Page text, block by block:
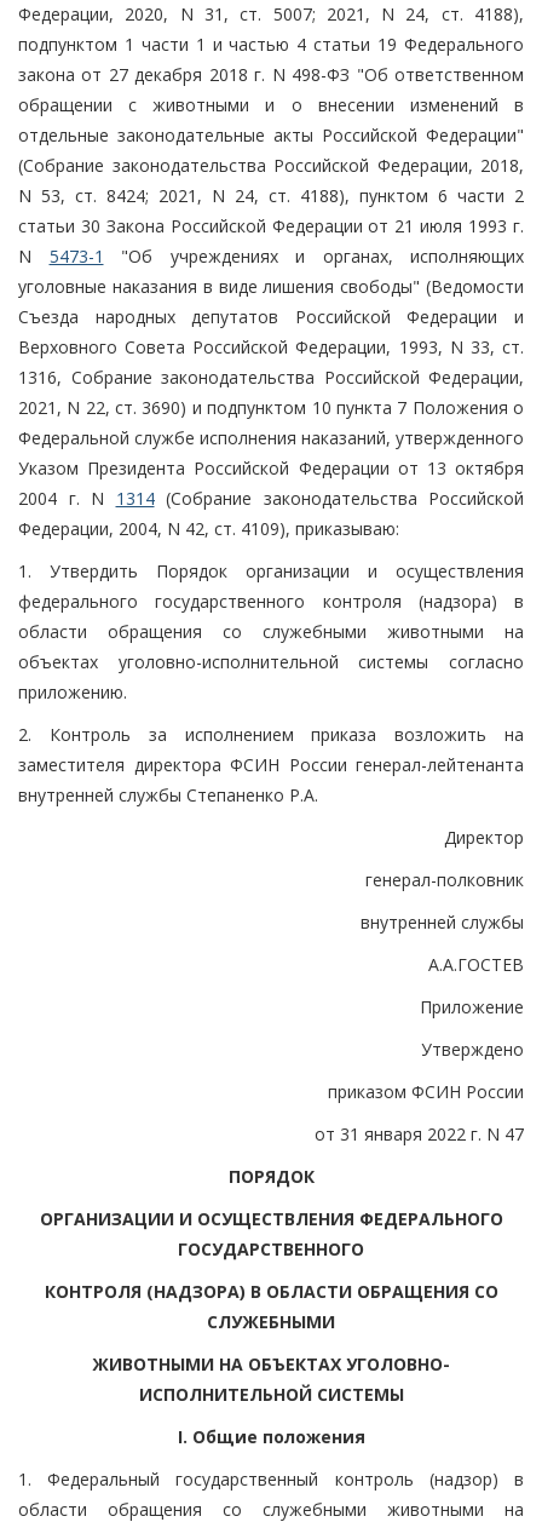
Федерации, 2020, N 31, ст. 5007; 2021, N 24, ст. 4188),
подпунктом 1 части 1 и частью 4 статьи 19 Федерального
закона от 27 декабря 2018 г. N 498-ФЗ "Об ответственном
обращении с животными и о внесении изменений в
отдельные законодательные акты Российской Федерации"
(Собрание законодательства Российской Федерации, 2018,
N 53, ст. 8424; 2021, N 24, ст. 4188), пунктом 6 части 2
статьи 30 Закона Российской Федерации от 21 июля 1993 г.
N 5473-1
"Об учреждениях и органах, исполняющих
уголовные наказания в виде лишения свободы" (Ведомости
Съезда народных депутатов Российской Федерации и
Верховного Совета Российской Федерации, 1993, N 33, ст.
1316, Собрание законодательства Российской Федерации,
2021, N 22, ст. 3690) и подпунктом 10 пункта 7 Положения о
Федеральной службе исполнения наказаний, утвержденного
Указом Президента Российской Федерации от 13 октября
2004 г. N 1314(Собрание законодательства Российской
Федерации, 2004, N 42, ст. 4109), приказываю:
1. Утвердить Порядок организации и осуществления
федерального государственного контроля (надзора) в
области обращения со служебными животными на
объектах уголовно-исполнительной системы согласно
приложению.
2. Контроль за исполнением приказа возложить на
заместителя директора ФСИН России генерал-лейтенанта
внутренней службы Степаненко Р.А.
Директор
генерал-полковник
внутренней службы
А.А.ГОСТЕВ
Приложение
Утверждено
приказом ФСИН России
от 31 января 2022 г. N 47
ПОРЯДОК
ОРГАНИЗАЦИИ И ОСУЩЕСТВЛЕНИЯ ФЕДЕРАЛЬНОГО
ГОСУДАРСТВЕННОГО
КОНТРОЛЯ (НАДЗОРА) В ОБЛАСТИ ОБРАЩЕНИЯ СО
СЛУЖЕБНЫМИ
ЖИВОТНЫМИ НА ОБЪЕКТАХ УГОЛОВНО-
ИСПОЛНИТЕЛЬНОЙ СИСТЕМЫ
I. Общие положения
1. Федеральный государственный контроль (надзор) в
области обращения со служебными животными на